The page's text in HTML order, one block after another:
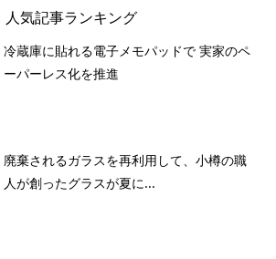
人気記事ランキング
冷蔵庫に貼れる電子メモパッドで 実家のペ
ーパーレス化を推進
廃棄されるガラスを再利用して、小樽の職
人が創ったグラスが夏に...